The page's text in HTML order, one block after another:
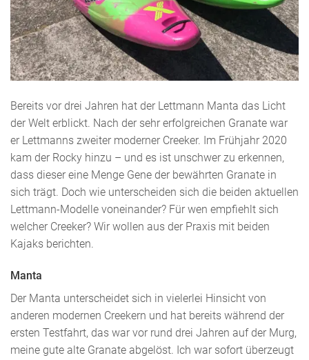
Bereits vor drei Jahren hat der Lettmann Manta das Licht
der Welt erblickt. Nach der sehr erfolgreichen Granate war
er Lettmanns zweiter moderner Creeker. Im Frühjahr 2020
kam der Rocky hinzu – und es ist unschwer zu erkennen,
dass dieser eine Menge Gene der bewährten Granate in
sich trägt. Doch wie unterscheiden sich die beiden aktuellen
Lettmann-Modelle voneinander? Für wen empfiehlt sich
welcher Creeker? Wir wollen aus der Praxis mit beiden
Kajaks berichten.
Manta
Der Manta unterscheidet sich in vielerlei Hinsicht von
anderen modernen Creekern und hat bereits während der
ersten Testfahrt, das war vor rund drei Jahren auf der Murg,
meine gute alte Granate abgelöst. Ich war sofort überzeugt